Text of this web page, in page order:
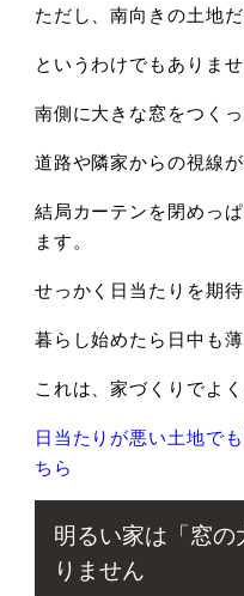
ただし、南向きの土地
というわけでもありませ
南側に大きな窓をつくっ
道路や隣家からの視線が
結局カーテンを閉めっ
ます。
せっかく日当たりを期
暮らし始めたら日中も薄
これは、家づくりでよ
日当たりが悪い土地で
ちら
明るい家は「窓の
りません